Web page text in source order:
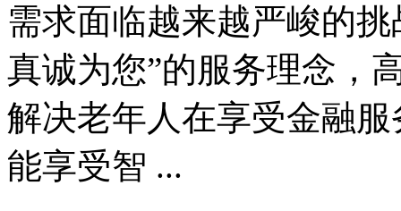
需求面临越来越严峻的
真诚为您”的服务理念，
解决老年人在享受金融
能享受智 ...